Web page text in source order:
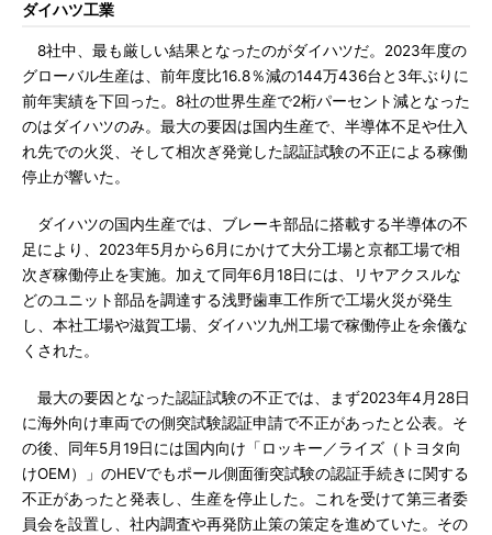
ダイハツ工業
8社中、最も厳しい結果となったのがダイハツだ。2023年度の
グローバル生産は、前年度比16.8％減の144万436台と3年ぶりに
前年実績を下回った。8社の世界生産で2桁パーセント減となった
のはダイハツのみ。最大の要因は国内生産で、半導体不足や仕入
れ先での火災、そして相次ぎ発覚した認証試験の不正による稼働
停止が響いた。
ダイハツの国内生産では、ブレーキ部品に搭載する半導体の不
足により、2023年5月から6月にかけて大分工場と京都工場で相
次ぎ稼働停止を実施。加えて同年6月18日には、リヤアクスルな
どのユニット部品を調達する浅野歯車工作所で工場火災が発生
し、本社工場や滋賀工場、ダイハツ九州工場で稼働停止を余儀な
くされた。
最大の要因となった認証試験の不正では、まず2023年4月28日
に海外向け車両での側突試験認証申請で不正があったと公表。そ
の後、同年5月19日には国内向け「ロッキー／ライズ（トヨタ向
けOEM）」のHEVでもポール側面衝突試験の認証手続きに関する
不正があったと発表し、生産を停止した。これを受けて第三者委
員会を設置し、社内調査や再発防止策の策定を進めていた。その